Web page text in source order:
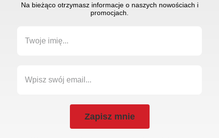
Na bieżąco otrzymasz informacje o naszych nowościach i
promocjach.
Zapisz mnie